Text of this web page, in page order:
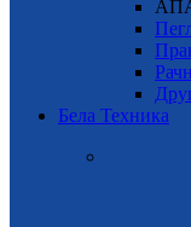
Бела Техника